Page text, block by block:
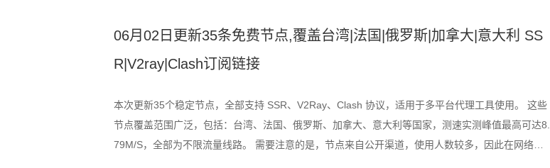
06月02日更新35条免费节点,覆盖台湾|法国|俄罗斯|加拿大|意大利 SS
R|V2ray|Clash订阅链接
本次更新35个稳定节点，全部支持 SSR、V2Ray、Clash 协议，适用于多平台代理工具使用。 这些
节点覆盖范围广泛，包括：台湾、法国、俄罗斯、加拿大、意大利等国家，测速实测峰值最高可达8.
79M/S，全部为不限流量线路。 需要注意的是，节点来自公开渠道，使用人数较多，因此在网络高